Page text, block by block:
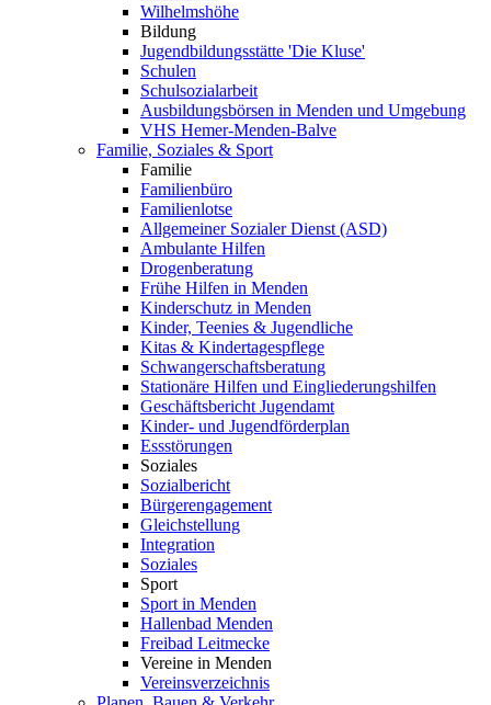
Wilhelmshöhe
Bildung
Jugendbildungsstätte 'Die Kluse'
Schulen
Schulsozialarbeit
Ausbildungsbörsen in Menden und Umgebung
VHS Hemer-Menden-Balve
Familie, Soziales & Sport
Familie
Familienbüro
Familienlotse
Allgemeiner Sozialer Dienst (ASD)
Ambulante Hilfen
Drogenberatung
Frühe Hilfen in Menden
Kinderschutz in Menden
Kinder, Teenies & Jugendliche
Kitas & Kindertagespflege
Schwangerschaftsberatung
Stationäre Hilfen und Eingliederungshilfen
Geschäftsbericht Jugendamt
Kinder- und Jugendförderplan
Essstörungen
Soziales
Sozialbericht
Bürgerengagement
Gleichstellung
Integration
Soziales
Sport
Sport in Menden
Hallenbad Menden
Freibad Leitmecke
Vereine in Menden
Vereinsverzeichnis